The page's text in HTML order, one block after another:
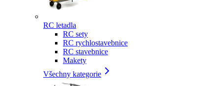
RC letadla
RC sety
RC rychlostavebnice
RC stavebnice
Makety
Všechny kategorie